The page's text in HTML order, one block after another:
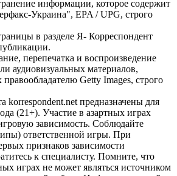
информации, которое содержит
Украина", EPA / UPG, строго
в разделе Я- Корреспондент
перепечатка и воспроизведение
аудиовизуальных материалов,
Getty Images, строго
korrespondent.net предназначены для
(21+). Участие в азартных играх
зависимость. Соблюдайте
ответственной игры. При
признаков зависимости
к специалисту. Помните, что
играх не может являться источником